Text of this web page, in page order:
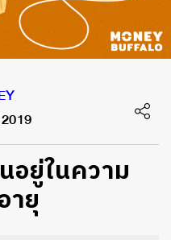
2019
อยู่ในความ
ายุ